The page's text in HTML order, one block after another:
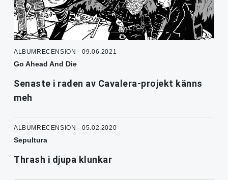
ALBUMRECENSION - 09.06.2021
Go Ahead And Die
Senaste i raden av Cavalera-projekt känns
meh
ALBUMRECENSION - 05.02.2020
Sepultura
Thrash i djupa klunkar